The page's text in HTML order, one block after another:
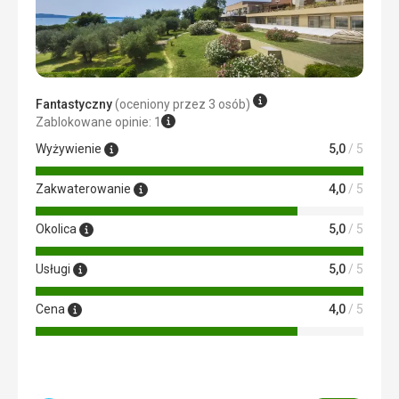
pomocą Google Translate
Fantastyczny(oceniony przez 3 osób)
Zablokowane opinie: 1
Wyżywienie
5,0 / 5
Zakwaterowanie 4,0 / 5
Okolica 5,0 / 5
Usługi 5,0 / 5
Cena 4,0 / 5